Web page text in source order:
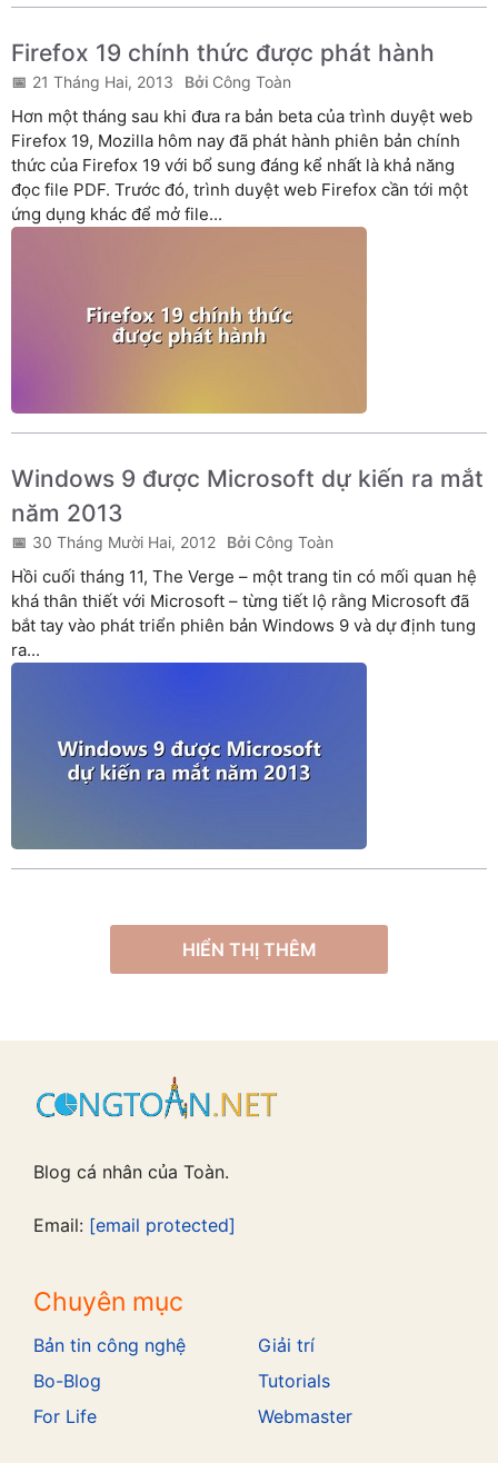
Firefox 19 chính thức được phát hành
21 Tháng Hai, 2013 Công Toàn
Hơn một tháng sau khi đưa ra bản beta của trình duyệt web
Firefox 19, Mozilla hôm nay đã phát hành phiên bản chính
thức của Firefox 19 với bổ sung đáng kể nhất là khả năng
đọc file PDF. Trước đó, trình duyệt web Firefox cần tới một
ứng dụng khác để mở file...
Windows 9 được Microsoft dự kiến ra mắt
năm 2013
30 Tháng Mười Hai, 2012 Công Toàn
Hồi cuối tháng 11, The Verge – một trang tin có mối quan hệ
khá thân thiết với Microsoft – từng tiết lộ rằng Microsoft đã
bắt tay vào phát triển phiên bản Windows 9 và dự định tung
ra...
HIỂN THỊ THÊM
Blog cá nhân của Toàn.
Email: [email protected]
Chuyên mục
Bản tin công nghệ
Bo-Blog
For Life
Giải trí
Tutorials
Webmaster